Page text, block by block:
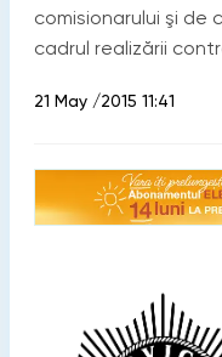
comisionarului şi de
cadrul realizării
21 May /2015 11:41